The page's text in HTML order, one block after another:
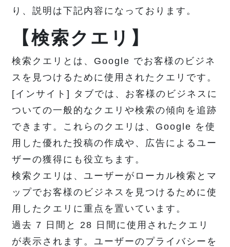
り、説明は下記内容になっております。
【検索クエリ】
検索クエリとは、Google でお客様のビジネ
スを見つけるために使用されたクエリです。
[インサイト] タブでは、お客様のビジネスに
ついての一般的なクエリや検索の傾向を追跡
できます。これらのクエリは、Google を使
用した優れた投稿の作成や、広告によるユー
ザーの獲得にも役立ちます。
検索クエリは、ユーザーがローカル検索とマ
ップでお客様のビジネスを見つけるために使
用したクエリに重点を置いています。
過去 7 日間と 28 日間に使用されたクエリ
が表示されます。ユーザーのプライバシーを